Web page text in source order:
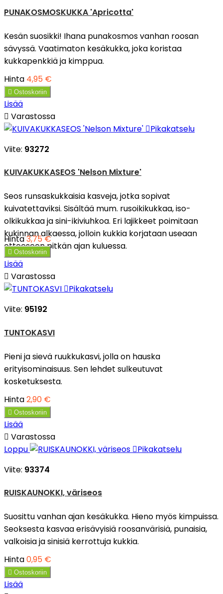
PUNAKOSMOSKUKKA 'Apricotta'
Kesän suosikki! Ihana punakosmos vanhan roosan
sävyssä. Vaatimaton kesäkukka, joka koristaa
kukkapenkkiä ja kimppua.
Hinta 4,95 €
 Ostoskoriin
Lisää
 Varastossa
Pikakatselu
Viite: 93272
KUIVAKUKKASEOS 'Nelson Mixture'
Seos runsaskukkaisia kasveja, jotka sopivat
kuivatettaviksi. Sisältää mum. rusoikikukkaa, iso-
olkikukkaa ja sini-ikiviuhkoa. Eri lajikkeet poimitaan
kukinnan alkaessa, jolloin kukkia korjataan useaan
otteeseen pitkän ajan kuluessa.
Hinta3,75 €
 Ostoskoriin
Lisää
 Varastossa
Pikakatselu
Viite: 95192
TUNTOKASVI
Pieni ja sievä ruukkukasvi, jolla on hauska
erityisominaisuus. Sen lehdet sulkeutuvat
kosketuksesta.
Hinta2,90 €
 Ostoskoriin
Lisää
 Varastossa
Loppu
Pikakatselu
Viite: 93374
RUISKAUNOKKI, väriseos
Suosittu vanhan ajan kesäkukka. Hieno myös kimpuissa.
Seoksesta kasvaa erisävyisiä roosanvärisiä, punaisia,
valkoisia ja sinisiä kerrottuja kukkia.
Hinta0,95 €
 Ostoskoriin
Lisää